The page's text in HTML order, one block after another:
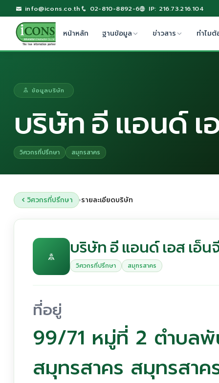
info@icons.co.th 02-810-8892-6 IP: 216.73.216.104
หน้าหลัก ฐานข้อมูล ข่าวสาร ทำไมต้
ข้อมูลบริษัท
บริษัท อี แอนด์ เ
วิศวกรที่ปรึกษา สมุทรสาคร
วิศวกรที่ปรึกษา ›รายละเอียดบริษัท
บริษัท อี แอนด์ เอส เอ็น
วิศวกรที่ปรึกษา สมุทรสาคร
ที่อยู่
99/71 หมู่ที่ 2 ตำบลพั
สมุทรสาคร สมุทรสา